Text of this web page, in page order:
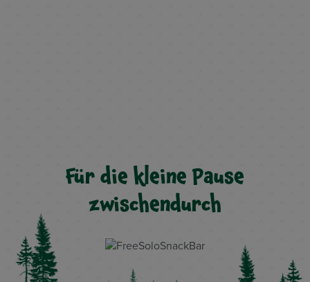
Für die kleine Pause
zwischendurch